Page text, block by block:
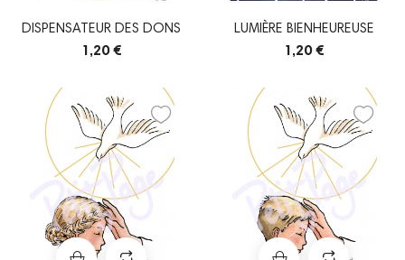
DISPENSATEUR DES DONS
1,20 €
LUMIÈRE BIENHEUREUSE
1,20 €